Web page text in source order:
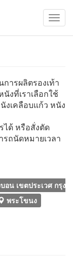
ารผลิตรองเท้า
งที่เราเลือกใช้
งเคลือบแก้ว หนัง
ได้ หรือสั่งตัด
ถนัดหมายเวลา
น เขตประเวศ กรุงเ
พระโขนง